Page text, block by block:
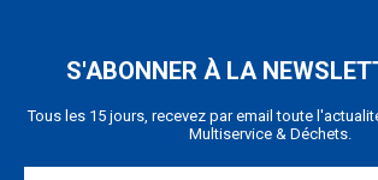
S'ABONNER À LA
Tous les 15 jours, recevez par email toute
Multiservice & Déchets.